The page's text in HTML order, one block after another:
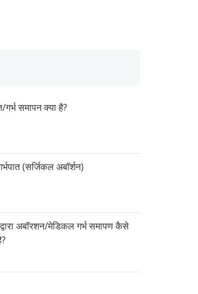
गर्भ समापन क्या है?
(सर्जिकल अबॉर्शन)
अबॉरशन/मेडिकल गर्भ समापण कैसे